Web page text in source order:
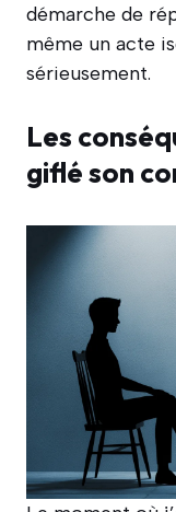
démarche de
même un acte
sérieusement.
Les
giflé son